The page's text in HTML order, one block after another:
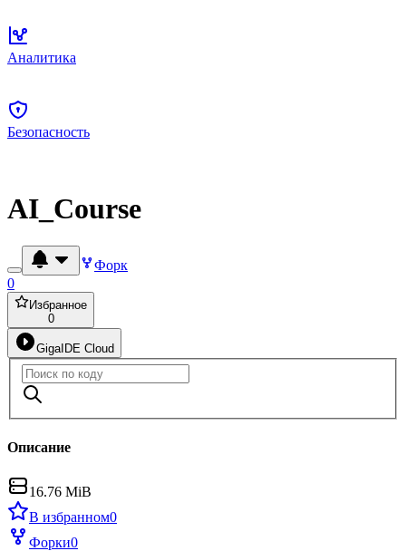
Аналитика
Безопасность
AI_Course
Форк
0
Избранное
0
GigaIDE Cloud
Описание
16.76 MiB
В избранном0
Форки0